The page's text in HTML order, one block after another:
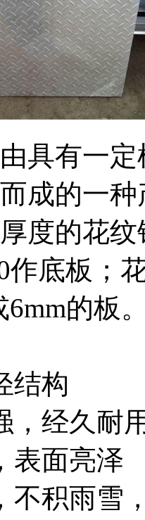
具有一
成的一
度的花
作底板；
6mm的板
结构
，经久耐
表面亮泽
不积雨雪